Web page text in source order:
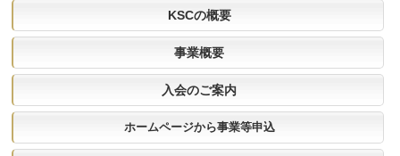
KSCの概要
事業概要
入会のご案内
ホームページから事業等申込